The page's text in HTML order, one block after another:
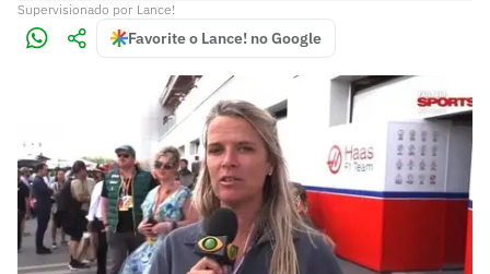
Supervisionado por Lance!
Favorite o Lance! no Google